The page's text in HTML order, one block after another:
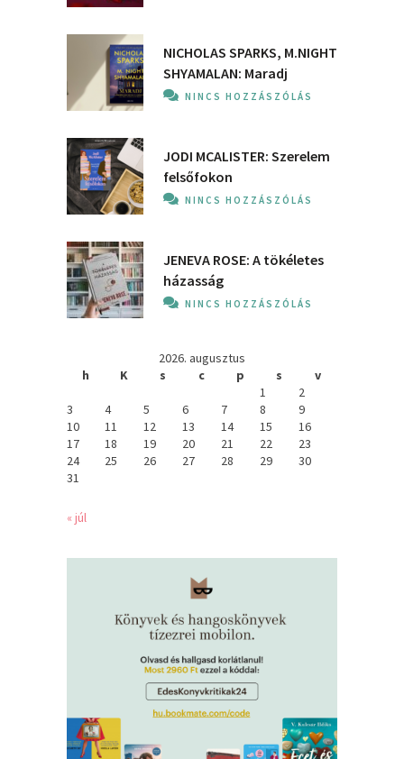
NICHOLAS SPARKS, M.NIGHT
SHYAMALAN: Maradj
NINCS HOZZÁSZÓLÁS
JODI MCALISTER: Szerelem
felsőfokon
NINCS HOZZÁSZÓLÁS
JENEVA ROSE: A ​tökéletes
házasság
NINCS HOZZÁSZÓLÁS
2026. augusztus
h
K s c p s
v
1
2
3
4 5 6 7 8
9
10
11 12 13 14 15
16
17
18 19 20 21 22
23
24
25 26 27 28 29
30
31
« júl